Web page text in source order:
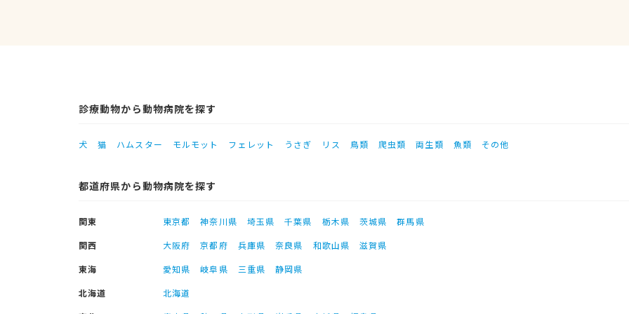
診療動物から動物病院を探す
犬 猫 ハムスター モルモット フェレット うさぎ リス 鳥類 爬虫類 両生類 魚類 その他
都道府県から動物病院を探す
関東 東京都 神奈川県 埼玉県 千葉県 栃木県 茨城県
群馬県
関西
大阪府 京都府 兵庫県 奈良県 和歌山県
滋賀県
東海
愛知県 岐阜県 三重県
静岡県
北海道
北海道